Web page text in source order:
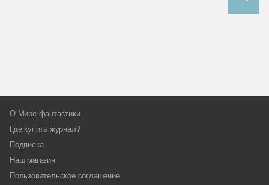
О Мире фантастики
Где купить журнал?
Подписка
Наш магазин
Пользовательское соглашение